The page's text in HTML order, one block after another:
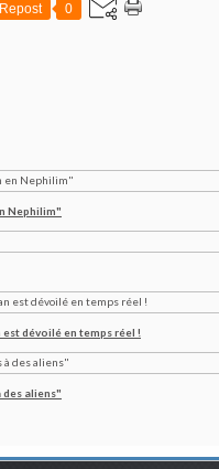
Repost 0
Nephilim"
dévoilé en temps réel !
aliens"